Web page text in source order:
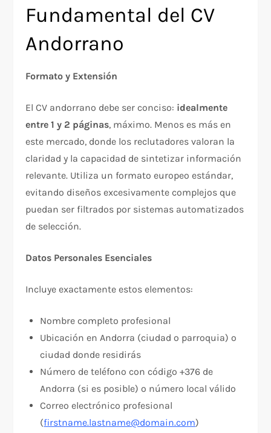
Fundamental del CV
Andorrano
Formato y Extensión
El CV andorrano debe ser conciso: idealmente
entre 1 y 2 páginas, máximo. Menos es más en
este mercado, donde los reclutadores valoran la
claridad y la capacidad de sintetizar información
relevante. Utiliza un formato europeo estándar,
evitando diseños excesivamente complejos que
puedan ser filtrados por sistemas automatizados
de selección.
Datos Personales Esenciales
Incluye exactamente estos elementos:
Nombre completo profesional
Ubicación en Andorra (ciudad o parroquia) o
ciudad donde residirás
Número de teléfono con código +376 de
Andorra (si es posible) o número local válido
Correo electrónico profesional
(firstname.lastname@domain.com)